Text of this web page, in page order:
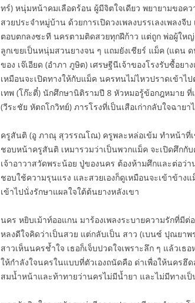
ทร์) หนุ่มหน้าคมเลือดร้อน ผู้มีจิตใจเดียว พยายามขอค
สวยประจำหมู่บ้าน ด้วยการเปิดวงเพลงบรรเลงเพลง
ตอบตกลงซะที นครตามติดสวยทุกฝีก้าว แต่ถูก พ่อผู้ให
ลูกเขยเป็นหนุ่มสวนยางจน ๆ แถมยังเชียร์ แม็ค (แดน
ของ เจ๊เอียด (อำภา ภูษิต) เศรษฐีนีเจ้าของโรงรับซื้อย
เหมือนจะเปิดทางให้กับแม็ค นครทนไม่ไหวปราดเข้าไ
เทพ (โก๊ะตี๋) นักศึกษานิติรามปี 8 หัวหมอรู้ข้อกฎหมาย ที่
(วีระชัย หัตถโกวิทย์) ภารโรงที่เป็นเสือเก่ากลับใจฉาย
ครูสันติ (อู ภาณุ สุวรรณโณ) ครูพละหล่อเข้ม ทำหน้าที่
ชอบหน้าครูสันติ เหมารวมว่าเป็นพวกแม็ค จะเปิดศึกกั
เจ้าอาวาสวัดพระน้อย ปู่ของนคร ต้องห้ามศึกและต่อ
ชอบใช้ความรุนแรง และสวยเองก็ดูเหมือนจะเข้าข้าง
เข้าไปนั่งรักษาแผลใจใต้ต้นยางหลังเขา
นคร หยิบเม้าท์ออแกน มาร้องเพลงระบายความรักที่มี
หลงดีใจคิดว่าเป็นสวย แต่กลับเป็น สาว (เบนซ์ ปุณยา
สาวเห็นนครช้ำใจ เธอก็เจ็บปวดใจเพราะลึก ๆ แล้วเ
ให้กำลังใจนครในแบบที่ตัวเองถนัดคือ ด่าเพื่อให้นครฮึ
สมน้ำหน้าและท้าทายว่านครไม่มีน้ำยา และไม่มีทางเ